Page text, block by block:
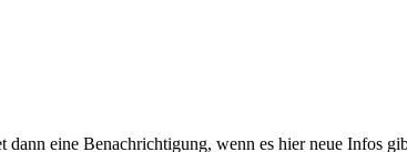
eine Benachrichtigung, wenn es hier neue Infos